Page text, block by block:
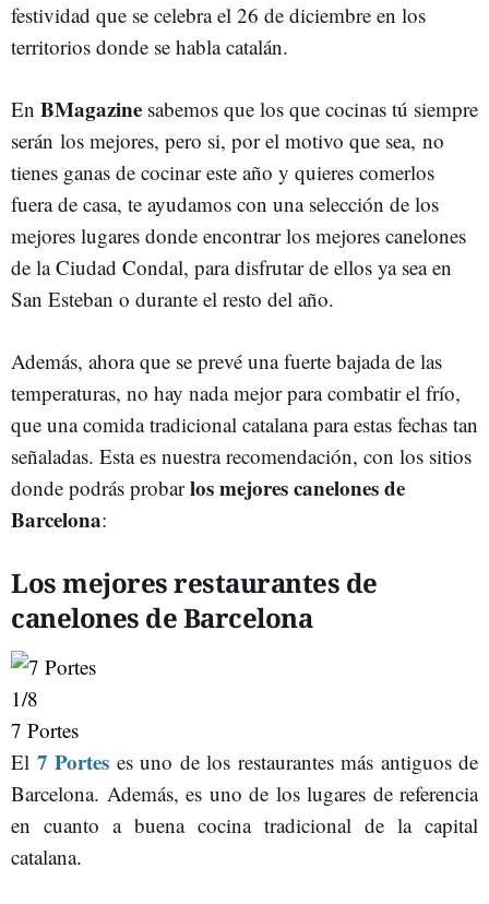
festividad que se celebra el 26 de diciembre en los
territorios donde se habla catalán.
En BMagazine sabemos que los que cocinas tú siempre
serán los mejores, pero si, por el motivo que sea, no
tienes ganas de cocinar este año y quieres comerlos
fuera de casa, te ayudamos con una selección de los
mejores lugares donde encontrar los mejores canelones
de la Ciudad Condal, para disfrutar de ellos ya sea en
San Esteban o durante el resto del año.
Además, ahora que se prevé una fuerte bajada de las
temperaturas, no hay nada mejor para combatir el frío,
que una comida tradicional catalana para estas fechas tan
señaladas. Esta es nuestra recomendación, con los sitios
donde podrás probarlos mejores canelones de
Barcelona:
Los mejores restaurantes de
canelones de Barcelona
1/8
7 Portes
El 7 Portes es uno de los restaurantes más antiguos de
Barcelona. Además, es uno de los lugares de referencia
en cuanto a buena cocina tradicional de la capital
catalana.